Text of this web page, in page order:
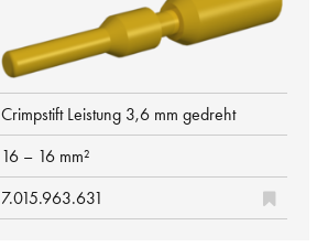
Crimpstift Leistung 3,6 mm gedreht
16 – 16 mm²
7.015.963.631